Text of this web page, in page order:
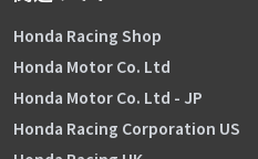
Honda Racing Shop
Honda Motor Co. Ltd
Honda Motor Co. Ltd - JP
Honda Racing Corporation US